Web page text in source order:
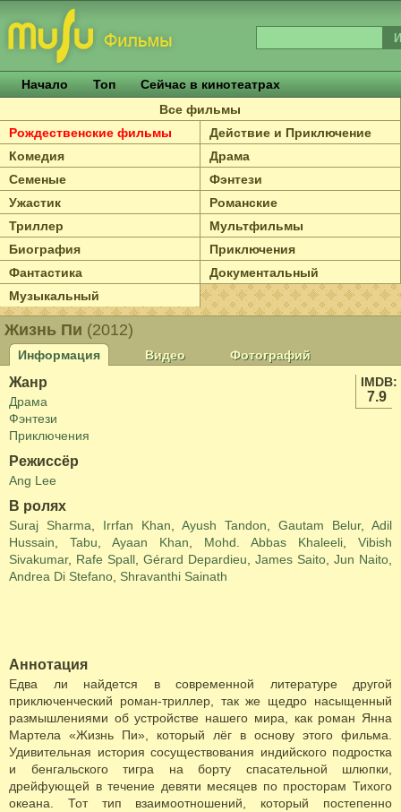
Начало Топ
Сейчас в кинотеатрах
Все фильмы
Рождественские фильмы
Действие и Приключение
Комедия
Драма
Семеные
Фэнтези
Ужастик
Романские
Триллер
Мультфильмы
Биография
Приключения
Фантастика
Документальный
Музыкальный
Жизнь Пи (2012)
Информация Видео
Фотографий
IMDB:
7.9
Жанр
Драма
Фэнтези
Приключения
Режиссёр
Ang Lee
В ролях
Suraj Sharma Irrfan Khan Ayush Tandon Gautam Belur, Adil
Hussain
Tabu Ayaan Khan Mohd. Abbas Khaleeli
Vibish
Sivakumar, Rafe Spall Gérard Depardieu James Saito Jun Naito
Andrea Di Stefano Shravanthi Sainath
Аннотация
Едва ли найдется в современной литературе другой
приключенческий роман-триллер, так же щедро насыщенный
размышлениями об устройстве нашего мира, как роман Янна
Мартела «Жизнь Пи», который лёг в основу этого фильма.
Удивительная история сосуществования индийского подростка
и бенгальского тигра на борту спасательной шлюпки,
дрейфующей в течение девяти месяцев по просторам Тихого
океана. Тот тип взаимоотношений, который постепенно